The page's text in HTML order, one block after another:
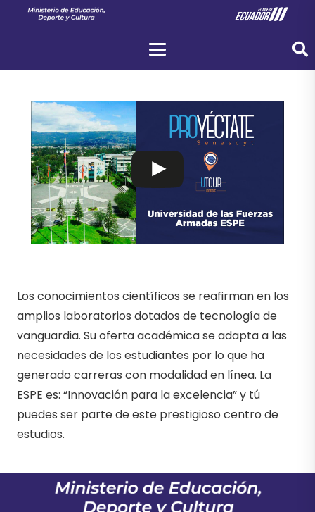
Los conocimientos científicos se reafirman en los
amplios laboratorios dotados de tecnología de
vanguardia. Su oferta académica se adapta a las
necesidades de los estudiantes por lo que ha
generado carreras con modalidad en línea. La
ESPE es: “Innovación para la excelencia” y tú
puedes ser parte de este prestigioso centro de
estudios.